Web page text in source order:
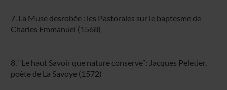
7. La Muse desrobée : les Pastorales sur le baptesme de
Charles Emmanuel (1568)
8. “Le haut Savoir que nature conserve”: Jacques Peletier,
poète de La Savoye (1572)